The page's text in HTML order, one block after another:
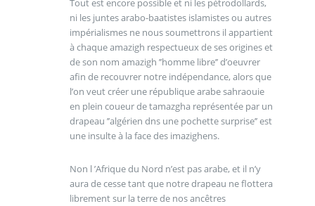
ni les juntes arabo-baatistes islamistes ou autres
impérialismes ne nous soumettrons il appartient
à chaque amazigh respectueux de ses origines et
de son nom amazigh ’’homme libre’’ d’oeuvrer
afin de recouvrer notre indépendance, alors que
l’on veut créer une république arabe sahraouie
en plein coueur de tamazgha représentée par un
drapeau ’’algérien dns une pochette surprise’’ est
une insulte à la face des imazighens.
Non l ’Afrique du Nord n’est pas arabe, et il n’y
aura de cesse tant que notre drapeau ne flottera
librement sur la terre de nos ancêtres